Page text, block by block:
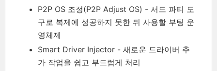
P2P OS 조정(P2P Adjust OS) - 서드 파티 도
구로 복제에 성공하지 못한 뒤 사용할 부팅 운
영체제
Smart Driver Injector - 새로운 드라이버 추
가 작업을 쉽고 부드럽게 처리